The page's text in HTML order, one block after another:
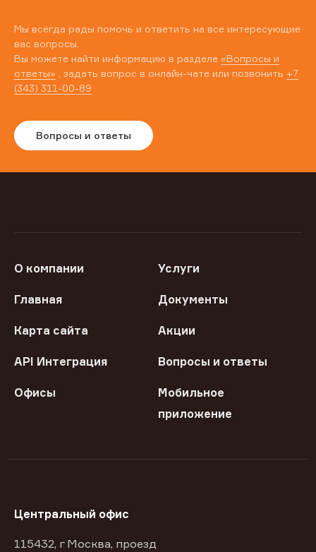
Мы всегда рады помочь и ответить на все интересующие
вас вопросы.
Вы можете найти информацию в разделе «Вопросы и
ответы» , задать вопрос в онлайн-чате или позвонить +7
(343) 311-00-89
Вопросы и ответы
О компании Услуги
Главная Документы
Карта сайта Акции
API Интеграция Вопросы и ответы
Офисы
Мобильное
приложение
Центральный офис
115432, г Москва, проезд